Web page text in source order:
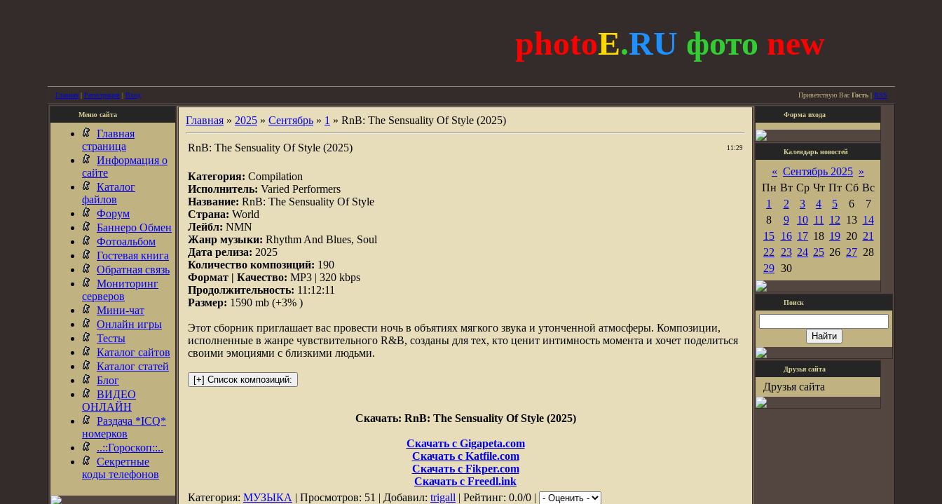
photoE.RU фото new
Главная | Регистрация | Вход Приветствую Вас Гость | RSS
Меню сайта
Главная
страница
Информация о
сайте
Каталог
файлов
Форум
Баннеро Обмен
Фотоальбом
Гостевая книга
Обратная связь
Мониторинг
серверов
Мини-чат
Онлайн игры
Тесты
Каталог сайтов
Каталог статей
Блог
ВИДЕО
ОНЛАЙН
Раздача *ICQ*
номерков
..::Гороскоп::..
Секретные
коды телефонов
Главная » 2025 » Сентябрь » 1 » RnB: The Sensuality Of Style (2025)
RnB: The Sensuality Of Style (2025) 11:29
Категория: Compilation
Исполнитель: Varied Performers
Название: RnB: The Sensuality Of Style
Страна: World
Лейбл: NMN
Жанр музыки: Rhythm And Blues, Soul
Дата релиза: 2025
Количество композиций: 190
Формат | Качество: MP3 | 320 kbps
Продолжительность: 11:12:11
Размер: 1590 mb (+3% )
Этот сборник приглашает вас провести ночь в объятиях мягкого звука и утонченной атмосферы. Композиции,
исполненные в жанре чувствительного R&B, созданы для тех, кто ценит интимность момента и хочет поделиться
своими эмоциями с близкими людьми.
Скачать: RnB: The Sensuality Of Style (2025)
Скачать с Gigapeta.com
Скачать с Katfile.com
Скачать с Fikper.com
Скачать с Freedl.ink
Категория: МУЗЫКА | Просмотров: 51 | Добавил: trigall | Рейтинг: 0.0/0 |
Форма входа
Календарь новостей
« Сентябрь 2025 »
Пн Вт Ср Чт Пт Сб Вс
1
2 3 4 5 6
7
8
9 10 11 12 13 14
15 16 17 18 19 20 21
22
23 24 25 26 27 28
29 30
Поиск
Друзья сайта
Друзья сайта